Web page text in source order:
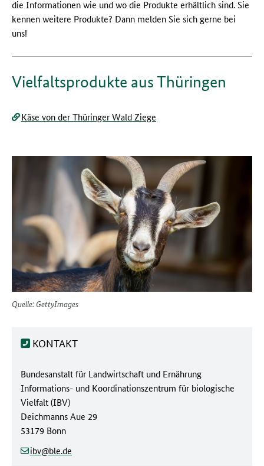
die Informationen wie und wo die Produkte erhältlich sind. Sie
kennen weitere Produkte? Dann melden Sie sich gerne bei
uns!
Vielfaltsprodukte aus Thüringen
Käse von der Thüringer Wald Ziege
Quelle: GettyImages
KONTAKT
Behörde:
Bundesanstalt für Landwirtschaft und Ernährung
Informations- und Koordinationszentrum für biologische
Vielfalt (IBV)
Straße/Hausnummer:
Deichmanns Aue 29
Postleitzahl/Ort:
53179 Bonn
ibv (at)
ble(dot)
de